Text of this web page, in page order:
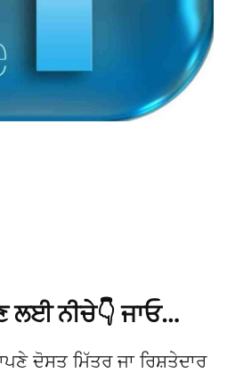
ਲਈ ਨੀਚੇ👇 ਜਾਓ…
ਦੋਸਤ ਮਿੱਤਰ ਜਾ ਰਿਸ਼ਤੇਦਾਰ